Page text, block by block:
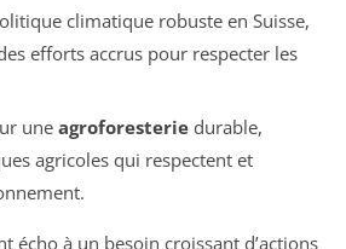
climatique robuste en Suisse,
efforts accrus pour respecter les
une agroforesteriedurable,
agricoles qui respectent et
écho à un besoin croissant d’actions